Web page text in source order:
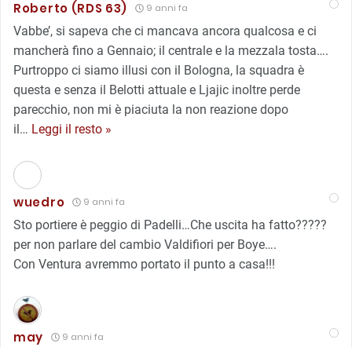
Roberto (RDS 63) 9 anni fa
Vabbe’, si sapeva che ci mancava ancora qualcosa e ci
mancherà fino a Gennaio; il centrale e la mezzala tosta….
Purtroppo ci siamo illusi con il Bologna, la squadra è
questa e senza il Belotti attuale e Ljajic inoltre perde
parecchio, non mi è piaciuta la non reazione dopo
il … Leggi il resto »
wuedro 9 anni fa
Sto portiere è peggio di Padelli…Che uscita ha fatto?????
per non parlare del cambio Valdifiori per Boye….
Con Ventura avremmo portato il punto a casa!!!
may 9 anni fa